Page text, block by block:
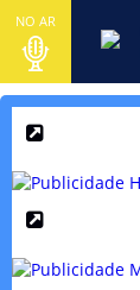
NO AR